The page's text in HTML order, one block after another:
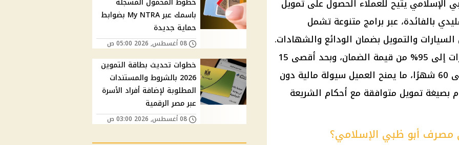
يتيح للعملاء الحصول على تمويل
بالفائدة، عبر برامج متنوعة تشمل
والتمويل بضمان الودائع والشهادات.
وتصل قيمة التمويل بضمان المدخرات إلى 95% من قيمة الضمان، وبحد أقصى 15
مليون جنيه، مع فترة سداد تصل إلى 60 شهرًا، ما يمنح العميل سيولة مالية دون
بصيغة تمويل متوافقة مع أحكام الشريعة
مصرف أبو ظبي الإسلامي؟
باسمك عبر My NTRA بضوابط
حماية جديدة
08 أغسطس, 2026 05:00 ص
خطوات تحديث بطاقة التموين
2026 بالشروط والمستندات
المطلوبة لإضافة أفراد الأسرة
عبر مصر الرقمية
08 أغسطس, 2026 03:00 ص